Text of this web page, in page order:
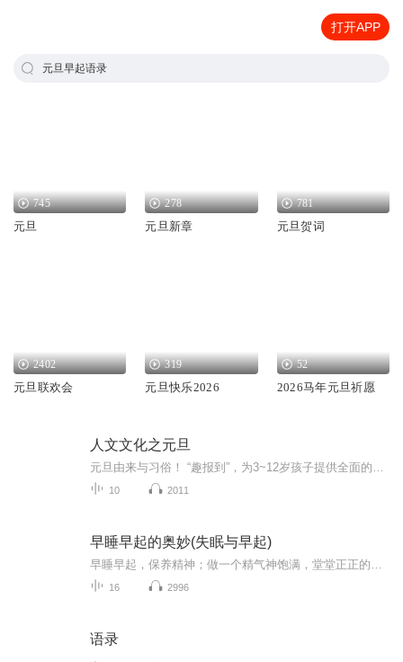
打开APP
元旦早起语录
745
元旦
278
元旦新章
781
元旦贺词
2402
元旦联欢会
319
元旦快乐2026
52
2026马年元旦祈愿
人文文化之元旦
10 2011
早睡早起的奥妙(失眠与早起)
16 2996
语录